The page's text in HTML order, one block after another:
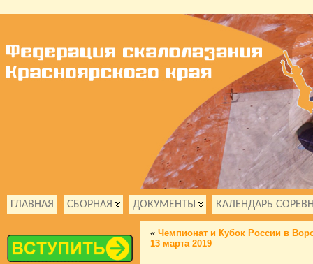
ГЛАВНАЯ СБОРНАЯ ДОКУМЕНТЫ КАЛЕНДАРЬ
« Чемпионат и Кубок России в
13 марта 2019